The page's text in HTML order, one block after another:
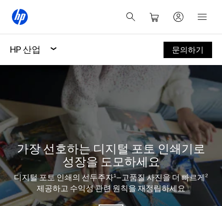
HP 산업 문의하기
가장 선호하는 디지털 포토 인쇄기로
성장을 도모하세요
디지털 포토 인쇄의 선두주자1—고품질 사진을 더 빠르게2
제공하고 수익성 관련 원칙을 재정립하세요